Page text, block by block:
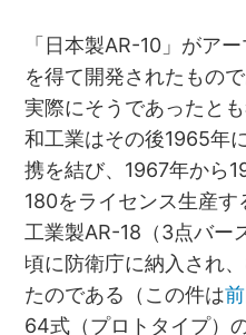
「日本製AR-10」がア
を得て開発されたもの
実際にそうであったと
和工業はその後1965年
携を結び、1967年から
180をライセンス生産
工業製AR-18（3点バー
頃に防衛庁に納入され
たのである（この件は
64式（プロトタイプ）